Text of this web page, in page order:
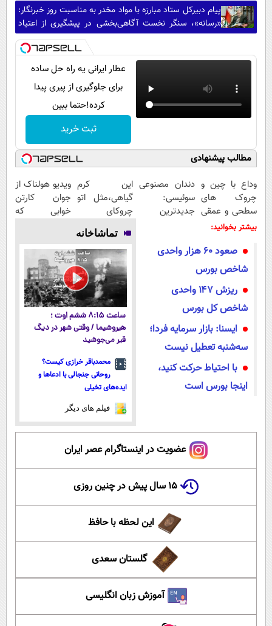
پیام دبیرکل ستاد مبارزه با مواد مخدر به مناسبت روز خبرنگار:
«رسانه»، سنگر نخست آگاهی‌بخشی در پیشگیری از اعتیاد
است
عطار ایرانی یه راه حل ساده
برای جلوگیری از پیری پیدا
کرده!حتما ببین
ثبت خرید
مطالب پیشنهادی
وداع با چین و
چروک های
سطحی و عمقی
پوست...
دندان مصنوعی
سوئیسی:
جدیدترین
پرداخت قسطی
این کرم
گیاهی،مثل اتو
چروکای
پوستتوصاف
میکنه!50%تخفیف
ویدیو هولناک از
جوان کارتن
خوابی که
بیشتر بخوانید:
صعود ۶۰ هزار واحدی
شاخص بورس
ریزش ۱۴۷ واحدی
شاخص کل بورس
ایسنا: بازار سرمایه فردا؛
سه‌شنبه تعطیل نیست
با احتیاط حرکت کنید،
اینجا بورس است
تماشاخانه
ساعت ۸:۱۵ ششم اوت ؛
هیروشیما / وقتی شهر در دیگ
قیر می‌جوشید
محمدباقر خرازی کیست؟
روحانی جنجالی با ادعاها و
ایده‌های تخیلی
فیلم های دیگر
عضویت در اینستاگرام عصر ایران
۱۵ سال پیش در چنین روزی
این لحظه با حافظ
گلستان سعدی
آموزش زبان انگلیسی